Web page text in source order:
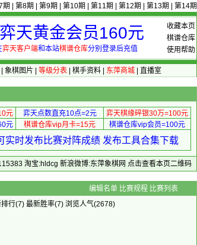
期 第8期 第9期 第10期 第11期 第12期 第13期 第14期
收藏本页
棋谱仓库
使用帮助
天黄金会员160元
弈天客户端和本站棋谱仓库分别登录后充值
象棋图片 等级分表| 棋手资料| 东萍商城| 直播室
元 弈天点数直充10点=2元
弈天棋缘碎银30万=100元
元 棋谱仓库vip月卡=15元 棋谱仓库vip会员=100元
实时发布比赛对阵成绩 发布工具合集下载
淘宝:hldcg 新浪微博:东萍象棋网 点击查看本页二维码
棋个人赛男子乙组 编辑名单 比赛规程 比赛列表
行(7) 最新胜率(7) 浏览人气(2678)